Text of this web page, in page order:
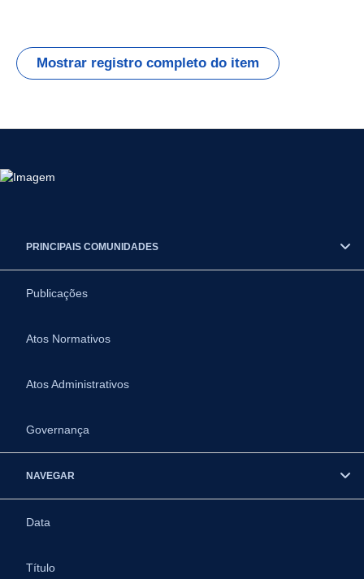
Mostrar registro completo do item
PRINCIPAIS COMUNIDADES
Publicações
Atos Normativos
Atos Administrativos
Governança
NAVEGAR
Data
Título